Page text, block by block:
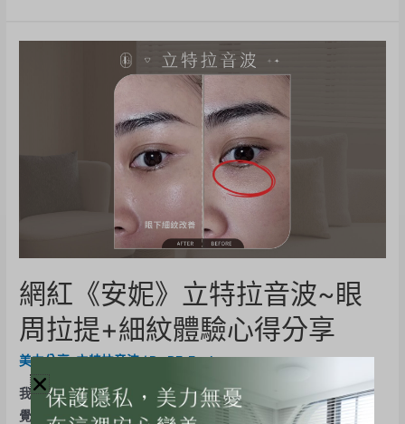
網紅《安妮》立特拉音波~眼
周拉提+細紋體驗心得分享
美力分享,立特拉音波/ ByBE-Evelyn
我的醫美小日記📔這次做的是立特拉眼周音波第一次做完的時候
覺得眼睛有一種被放大的感覺眼周感覺到繃繃的拉提感 後來 …